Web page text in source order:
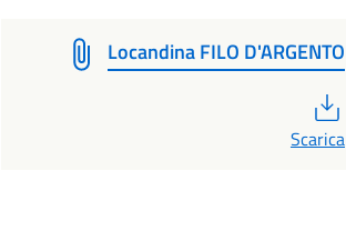
Locandina FILO D'ARGENTO
Scarica